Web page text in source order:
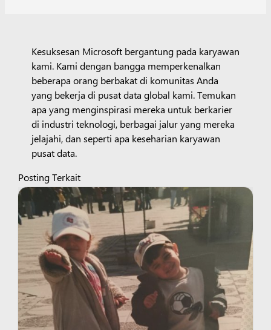
Kesuksesan Microsoft bergantung pada karyawan
kami. Kami dengan bangga memperkenalkan
beberapa orang berbakat di komunitas Anda
yang bekerja di pusat data global kami. Temukan
apa yang menginspirasi mereka untuk berkarier
di industri teknologi, berbagai jalur yang mereka
jelajahi, dan seperti apa keseharian karyawan
pusat data.
Posting Terkait